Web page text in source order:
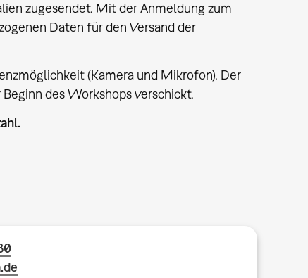
zugesendet. Mit der Anmeldung zum
Daten für den Versand der
(Kamera und Mikrofon). Der
des Workshops verschickt.